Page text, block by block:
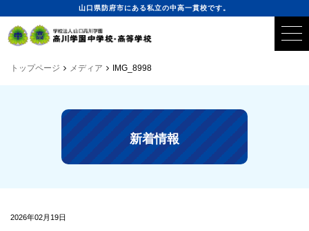
山口県防府市にある私立の中高一貫校です。
トップページ メディア IMG_8998
新着情報
2026年02月19日